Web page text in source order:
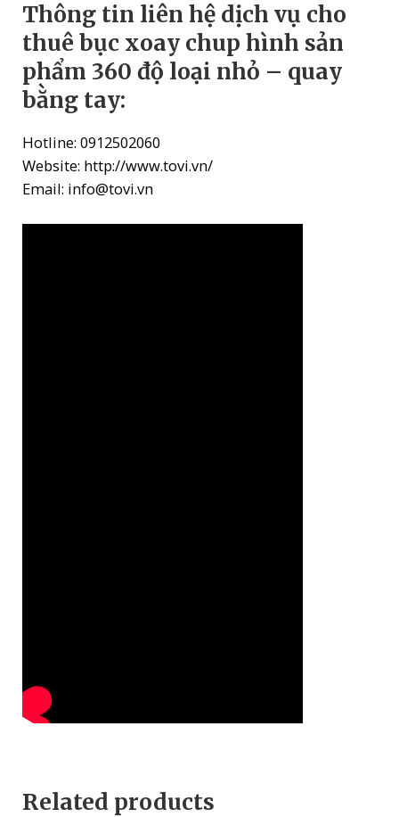
Thông tin liên hệ dịch vụ cho
thuê bục xoay chup hình sản
phẩm 360 độ loại nhỏ – quay
bằng tay:
Hotline: 0912502060
Website: http://www.tovi.vn/
Email: info@tovi.vn
Related products